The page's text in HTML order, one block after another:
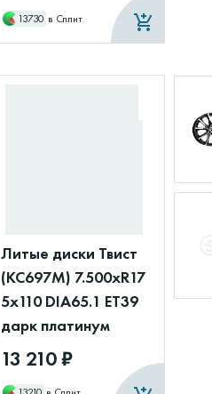
13730 в Сплит
Литые диски Твист
(КС697М) 7.500xR17
5x110 DIA65.1 ET39
дарк платинум
13 210 ₽